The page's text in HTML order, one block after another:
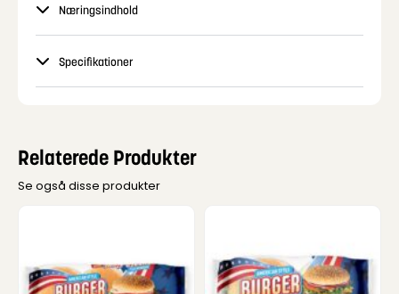
Næringsindhold
Specifikationer
Relaterede Produkter
Se også disse produkter